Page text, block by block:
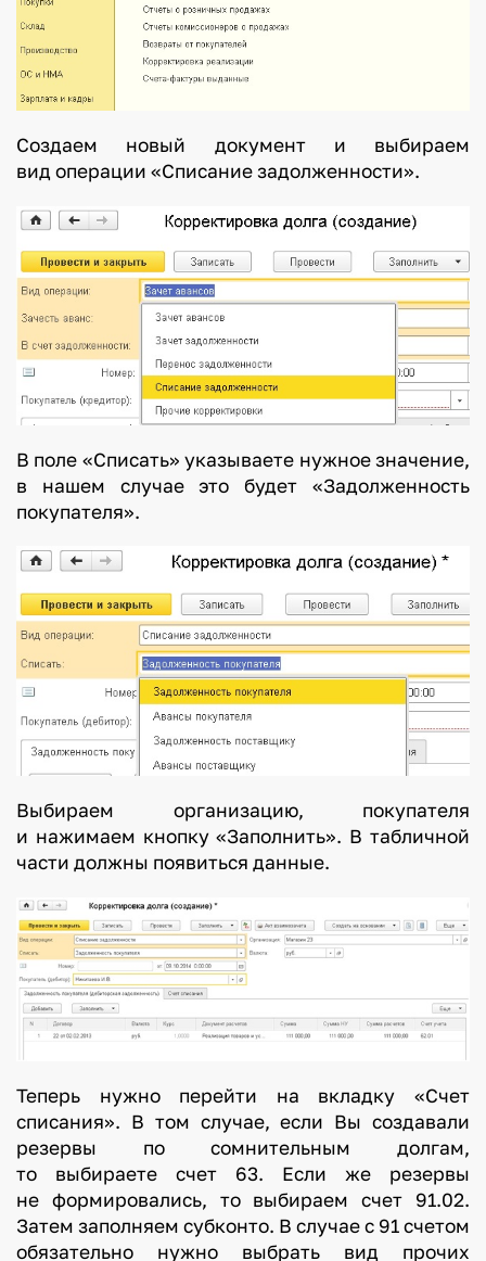
Создаем новый документ и выбираем
вид операции «Списание задолженности».
В поле «Списать» указываете нужное значение,
в нашем случае это будет «Задолженность
покупателя».
Выбираем организацию, покупателя
и нажимаем кнопку «Заполнить». В табличной
части должны появиться данные.
Теперь нужно перейти на вкладку «Счет
списания». В том случае, если Вы создавали
резервы по сомнительным долгам,
то выбираете счет 63. Если же резервы
не формировались, то выбираем счет 91.02.
Затем заполняем субконто. В случае с 91 счетом
обязательно нужно выбрать вид прочих